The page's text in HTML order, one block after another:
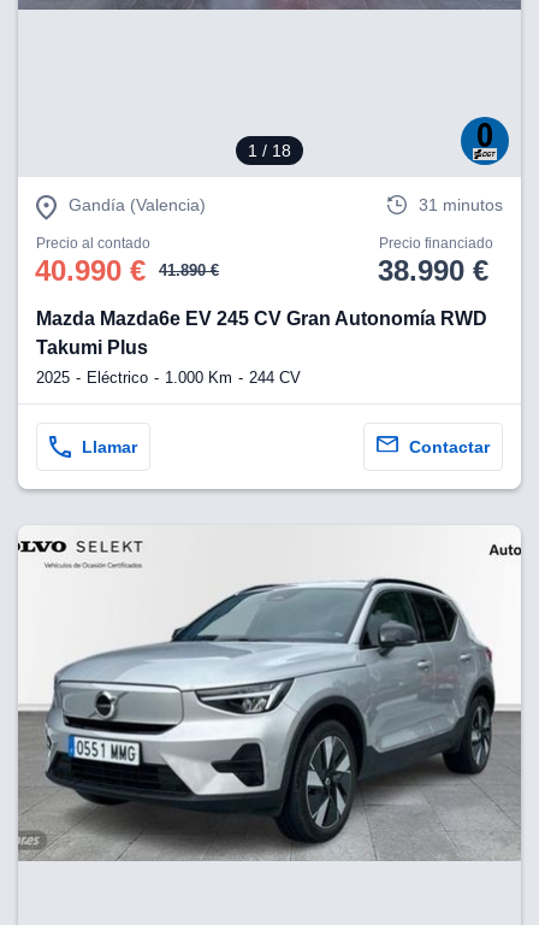
1 / 18
Gandía (Valencia) 31 minutos
Precio al contado
40.990 € 41.890 €
Precio financiado
38.990 €
Mazda Mazda6e EV 245 CV Gran Autonomía RWD
Takumi Plus
2025 Eléctrico 1.000 Km 244 CV
Llamar Contactar